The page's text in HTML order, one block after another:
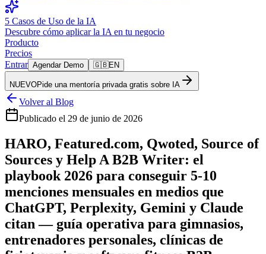
5 Casos de Uso de la IA
Descubre cómo aplicar la IA en tu negocio
Producto
Precios
Entrar Agendar Demo 🇬🇧EN
NUEVOPide una mentoría privada gratis sobre IA
Volver al Blog
Publicado el 29 de junio de 2026
HARO, Featured.com, Qwoted, Source of
Sources y Help A B2B Writer: el
playbook 2026 para conseguir 5-10
menciones mensuales en medios que
ChatGPT, Perplexity, Gemini y Claude
citan — guía operativa para gimnasios,
entrenadores personales, clínicas de